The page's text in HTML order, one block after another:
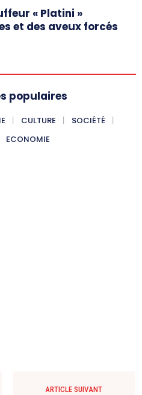
« Platini »
et des aveux forcés
populaires
CULTURE
SOCIÉTÉ
ECONOMIE
ARTICLE SUIVANT